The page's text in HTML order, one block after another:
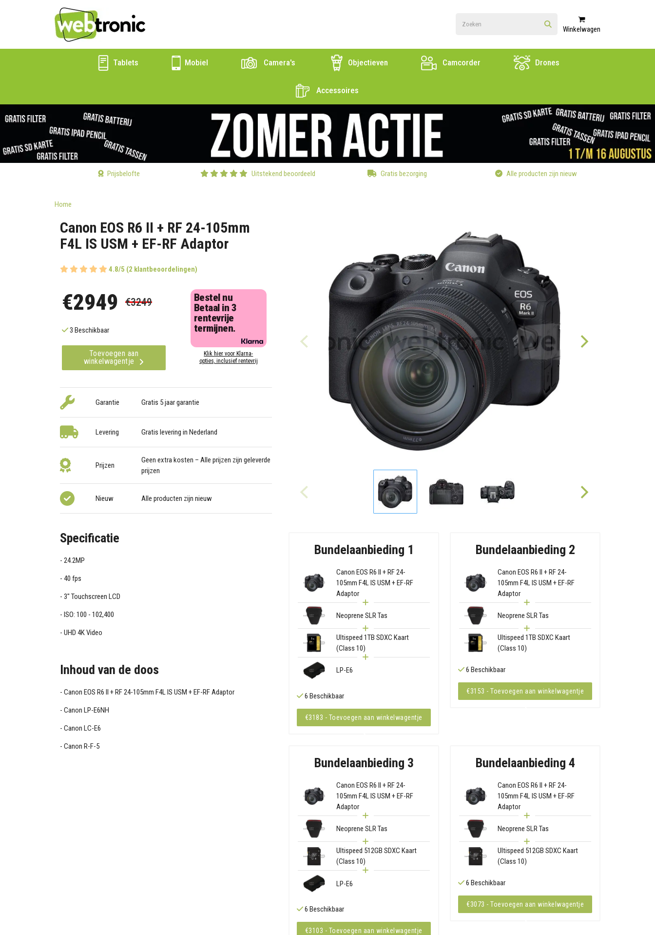
Winkelwagen
Tablets Mobiel Camera's Objectieven Camcorder Drones
Accessoires
Prijsbelofte Uitstekend beoordeeld Gratis bezorging Alle producten zijn nieuw
Home
Canon EOS R6 II + RF 24-105mm
F4L IS USM + EF-RF Adaptor
4.8/5 (2 klantbeoordelingen)
€2949 €3249
3 Beschikbaar
Toevoegen aan
winkelwagentje
Bestel nu
Betaal in 3
rentevrije
termijnen.
Klik hier voor Klarna-
opties, inclusief rentevrij
Garantie Gratis 5 jaar garantie
Levering Gratis levering in Nederland
Prijzen
Geen extra kosten – Alle prijzen zijn geleverde
prijzen
Nieuw Alle producten zijn nieuw
Bundelaanbieding 1
Canon EOS R6 II + RF 24-
105mm F4L IS USM + EF-RF
Adaptor
Neoprene SLR Tas
Ultispeed 1TB SDXC Kaart
(Class 10)
LP-E6
6 Beschikbaar
€3183 - Toevoegen aan winkelwagentje
Bundelaanbieding 2
Canon EOS R6 II + RF 24-
105mm F4L IS USM + EF-RF
Adaptor
Neoprene SLR Tas
Ultispeed 1TB SDXC Kaart
(Class 10)
6 Beschikbaar
€3153 - Toevoegen aan winkelwagentje
Bundelaanbieding 3
Canon EOS R6 II + RF 24-
105mm F4L IS USM + EF-RF
Adaptor
Neoprene SLR Tas
Ultispeed 512GB SDXC Kaart
(Class 10)
LP-E6
6 Beschikbaar
€3103 - Toevoegen aan winkelwagentje
Bundelaanbieding 4
Canon EOS R6 II + RF 24-
105mm F4L IS USM + EF-RF
Adaptor
Neoprene SLR Tas
Ultispeed 512GB SDXC Kaart
(Class 10)
6 Beschikbaar
€3073 - Toevoegen aan winkelwagentje
Specificatie
24.2MP
40 fps
3" Touchscreen LCD
ISO: 100 - 102,400
UHD 4K Video
Inhoud van de doos
Canon EOS R6 II + RF 24-105mm F4L IS USM + EF-RF Adaptor
Canon LP-E6NH
Canon LC-E6
Canon R-F-5